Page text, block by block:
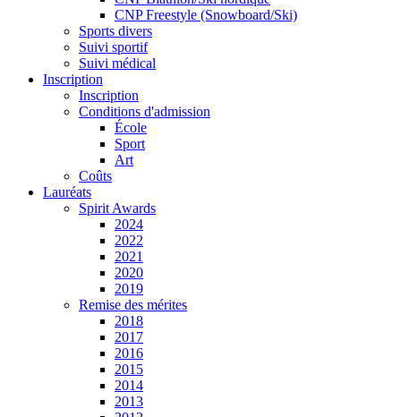
CNP Freestyle (Snowboard/Ski)
Sports divers
Suivi sportif
Suivi médical
Inscription
Inscription
Conditions d'admission
École
Sport
Art
Coûts
Lauréats
Spirit Awards
2024
2022
2021
2020
2019
Remise des mérites
2018
2017
2016
2015
2014
2013